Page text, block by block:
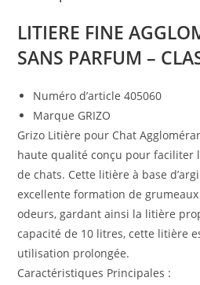
LITIERE FINE
SANS PARFUM –
Numéro d’article 405060
Marque GRIZO
Grizo Litière pour Chat
haute qualité conçu pour faciliter
de chats. Cette litière à base
excellente formation de
odeurs, gardant ainsi la litière
capacité de 10 litres, cette litière
utilisation prolongée.
Caractéristiques Principales :